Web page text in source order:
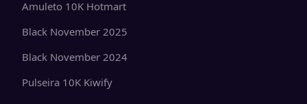
Amuleto 10K Hotmart
Black November 2025
Black November 2024
Pulseira 10K Kiwify